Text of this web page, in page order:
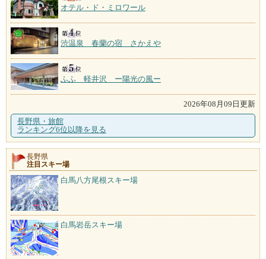
オテル・ド・ミロワール
渋温泉 春蘭の宿 さかえや
ふふ 軽井沢 ー陽光の風ー
2026年08月09日更新
長野県・旅館
ランキング6位以降を見る
長野県
注目スキー場
白馬八方尾根スキー場
白馬岩岳スキー場